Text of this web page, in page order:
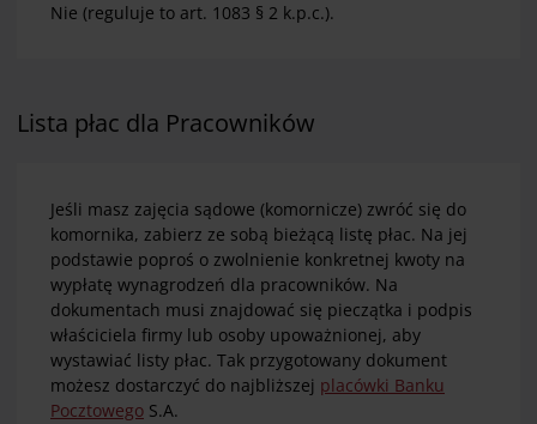
Nie (reguluje to art. 1083 § 2 k.p.c.).
Lista płac dla Pracowników
Jeśli masz zajęcia sądowe (komornicze) zwróć się do
komornika, zabierz ze sobą bieżącą listę płac. Na jej
podstawie poproś o zwolnienie konkretnej kwoty na
wypłatę wynagrodzeń dla pracowników. Na
dokumentach musi znajdować się pieczątka i podpis
właściciela firmy lub osoby upoważnionej, aby
wystawiać listy płac. Tak przygotowany dokument
możesz dostarczyć do najbliższej placówki Banku
Pocztowego S.A.